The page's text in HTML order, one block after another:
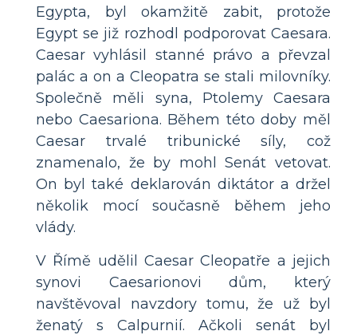
Egypta, byl okamžitě zabit, protože
Egypt se již rozhodl podporovat Caesara.
Caesar vyhlásil stanné právo a převzal
palác a on a Cleopatra se stali milovníky.
Společně měli syna, Ptolemy Caesara
nebo Caesariona. Během této doby měl
Caesar trvalé tribunické síly, což
znamenalo, že by mohl Senát vetovat.
On byl také deklarován diktátor a držel
několik mocí současně během jeho
vlády.
V Římě udělil Caesar Cleopatře a jejich
synovi Caesarionovi dům, který
navštěvoval navzdory tomu, že už byl
ženatý s Calpurnií. Ačkoli senát byl